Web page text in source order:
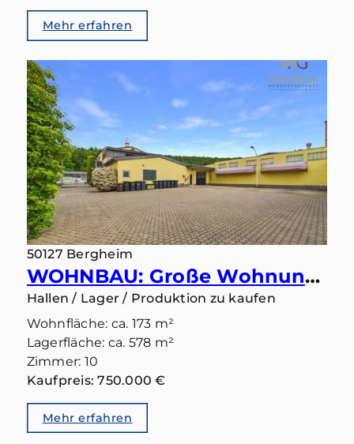
Mehr erfahren
50127 Bergheim
WOHNBAU: Große Wohnung mit Halle und Büro - Ideal für kleine und mittlere Betriebe - bezugsfrei
Hallen / Lager / Produktion zu kaufen
Wohnfläche: ca. 173 m²
Lagerfläche: ca. 578 m²
Zimmer: 10
Kaufpreis: 750.000 €
Mehr erfahren